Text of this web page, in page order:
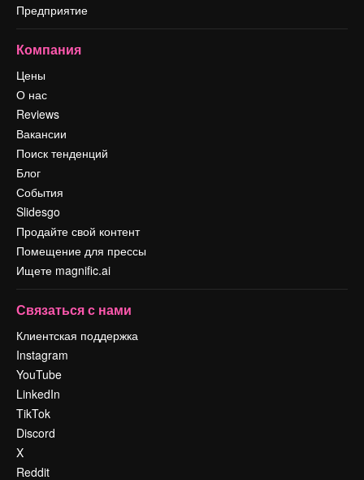
Предприятие
Компания
Цены
О нас
Reviews
Вакансии
Поиск тенденций
Блог
События
Slidesgo
Продайте свой контент
Помещение для прессы
Ищете magnific.ai
Связаться с нами
Клиентская поддержка
Instagram
YouTube
LinkedIn
TikTok
Discord
X
Reddit